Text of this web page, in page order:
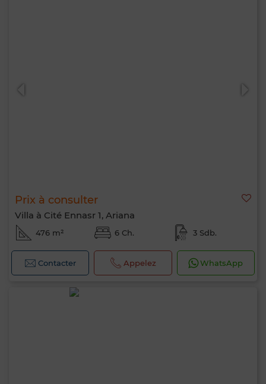
Prix à consulter
Villa à Cité Ennasr 1, Ariana
476 m² 6 Ch. 3 Sdb.
Contacter Appelez WhatsApp